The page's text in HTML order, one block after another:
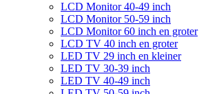
LCD Monitor 40-49 inch
LCD Monitor 50-59 inch
LCD Monitor 60 inch en groter
LCD TV 40 inch en groter
LED TV 29 inch en kleiner
LED TV 30-39 inch
LED TV 40-49 inch